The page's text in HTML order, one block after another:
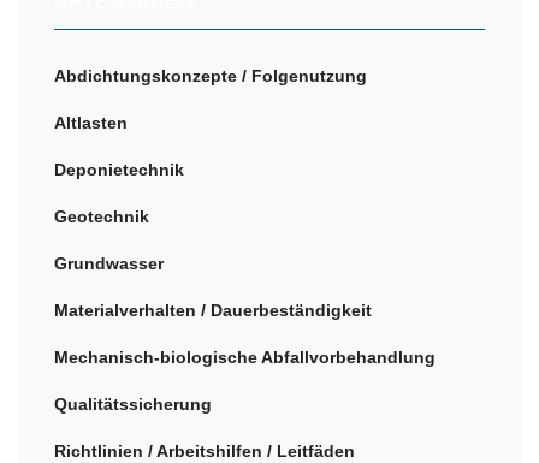
Abdichtungskonzepte / Folgenutzung
Altlasten
Deponietechnik
Geotechnik
Grundwasser
Materialverhalten / Dauerbeständigkeit
Mechanisch-biologische Abfallvorbehandlung
Qualitätssicherung
Richtlinien / Arbeitshilfen / Leitfäden